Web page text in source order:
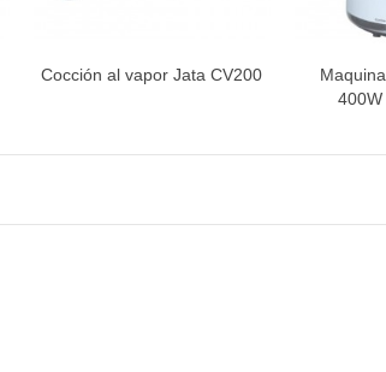
Vista rápida
Cocción al vapor Jata CV200
400W